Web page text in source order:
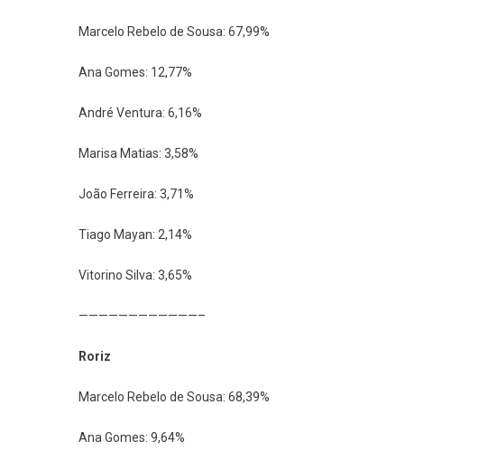
Marcelo Rebelo de Sousa: 67,99%
Ana Gomes: 12,77%
André Ventura: 6,16%
Marisa Matias: 3,58%
João Ferreira: 3,71%
Tiago Mayan: 2,14%
Vitorino Silva: 3,65%
————————————–
Roriz
Marcelo Rebelo de Sousa: 68,39%
Ana Gomes: 9,64%